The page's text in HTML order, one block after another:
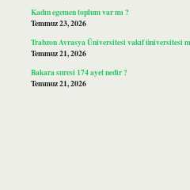
Kadın egemen toplum var mı ?
Temmuz 23, 2026
Trabzon Avrasya Üniversitesi vakıf üniversitesi
Temmuz 21, 2026
Bakara suresi 174 ayet nedir ?
Temmuz 21, 2026